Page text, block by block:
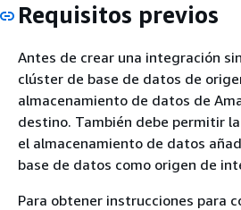
Requisitos previos
Antes de crear una integración
clúster de base de datos de
almacenamiento de datos de
destino. También debe permitir
el almacenamiento de datos
base de datos como origen de
Para obtener instrucciones para